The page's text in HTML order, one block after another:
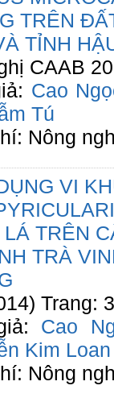
TRÊN
TỈNH
CAAB
Cao
Tú
Nông
VI
TRÊN
TRÀ
Trang:
Cao
Kim Loan
Nông